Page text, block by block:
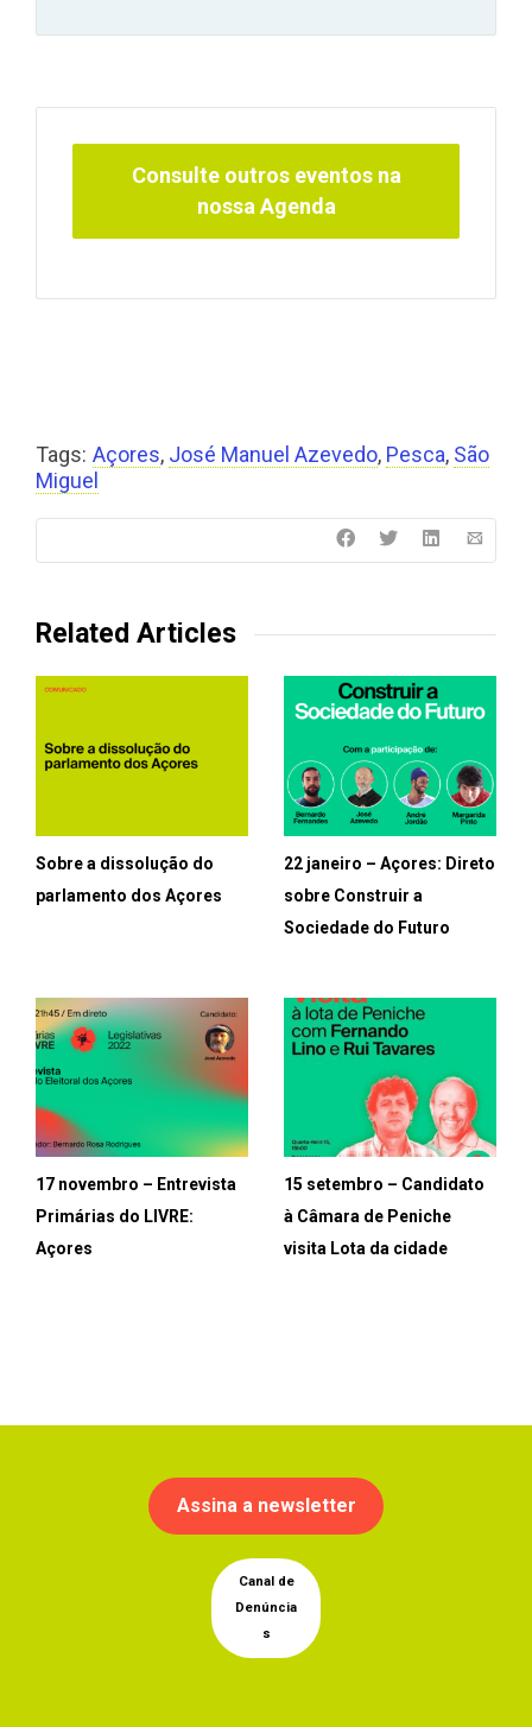
Consulte outros eventos na
nossa Agenda
Tags: Açores, José Manuel Azevedo, Pesca, São
Miguel
Related Articles
Sobre a dissolução do
parlamento dos Açores
22 janeiro – Açores: Direto
sobre Construir a
Sociedade do Futuro
17 novembro – Entrevista
Primárias do LIVRE:
Açores
15 setembro – Candidato
à Câmara de Peniche
visita Lota da cidade
Assina a newsletter
Canal de
Denúncia
s